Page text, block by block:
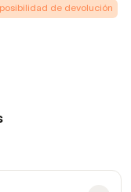
de devolución